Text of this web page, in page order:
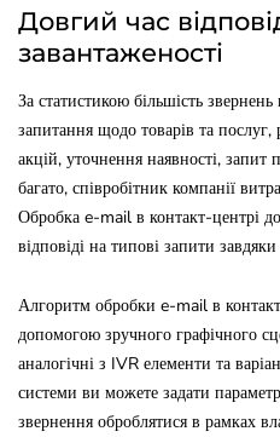
Довгий час
завантаженості
За статистикою більшість
запитання щодо товарів та
акцій, уточнення наявності, запит
багато, співробітник компанії
Обробка e-mail в контакт-центрі
відповіді на типові запити
Алгоритм обробки e-mail в
допомогою зручного графічного
аналогічні з IVR елементи та
системи ви можете задати
звернення оброблятися в рамках